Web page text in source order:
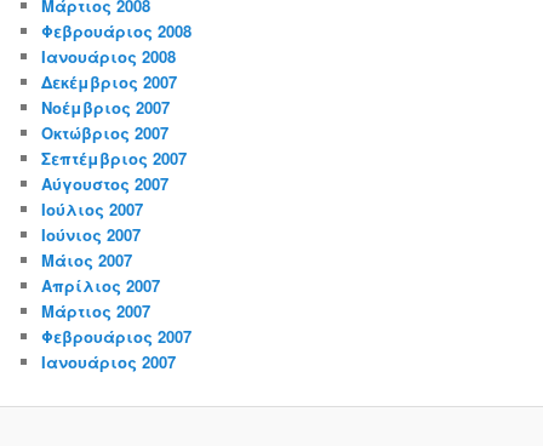
Μάρτιος 2008
Φεβρουάριος 2008
Ιανουάριος 2008
Δεκέμβριος 2007
Νοέμβριος 2007
Οκτώβριος 2007
Σεπτέμβριος 2007
Αύγουστος 2007
Ιούλιος 2007
Ιούνιος 2007
Μάιος 2007
Απρίλιος 2007
Μάρτιος 2007
Φεβρουάριος 2007
Ιανουάριος 2007